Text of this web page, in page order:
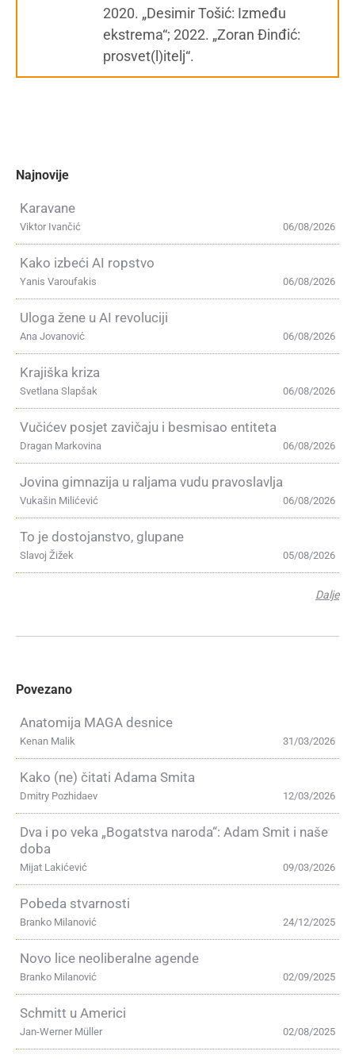
2020. „Desimir Tošić: Između
ekstrema“; 2022. „Zoran Đinđić:
prosvet(l)itelj“.
Najnovije
Karavane
06/08/2026
Viktor Ivančić
Kako izbeći AI ropstvo
06/08/2026
Yanis Varoufakis
Uloga žene u AI revoluciji
06/08/2026
Ana Jovanović
Krajiška kriza
06/08/2026
Svetlana Slapšak
Vučićev posjet zavičaju i besmisao entiteta
06/08/2026
Dragan Markovina
Jovina gimnazija u raljama vudu pravoslavlja
06/08/2026
Vukašin Milićević
To je dostojanstvo, glupane
05/08/2026
Slavoj Žižek
Dalje
Povezano
Anatomija MAGA desnice
31/03/2026
Kenan Malik
Kako (ne) čitati Adama Smita
12/03/2026
Dmitry Pozhidaev
Dva i po veka „Bogatstva naroda“: Adam Smit i naše
doba
09/03/2026
Mijat Lakićević
Pobeda stvarnosti
24/12/2025
Branko Milanović
Novo lice neoliberalne agende
02/09/2025
Branko Milanović
Schmitt u Americi
02/08/2025
Jan-Werner Müller